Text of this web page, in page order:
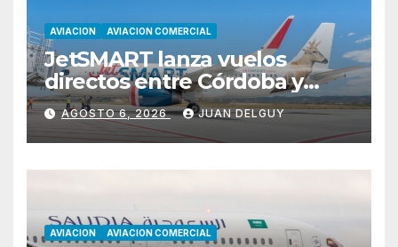
AVIACION AVIACION COMERCIAL
JetSMART lanza vuelos
directos entre Córdoba y
Florianópolis
AGOSTO 6, 2026 JUAN DELGUY
AVIACION AVIACION COMERCIAL